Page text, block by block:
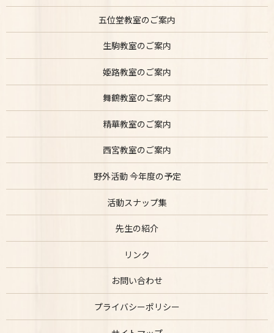
五位堂教室のご案内
生駒教室のご案内
姫路教室のご案内
舞鶴教室のご案内
精華教室のご案内
西宮教室のご案内
野外活動 今年度の予定
活動スナップ集
先生の紹介
リンク
お問い合わせ
プライバシーポリシー